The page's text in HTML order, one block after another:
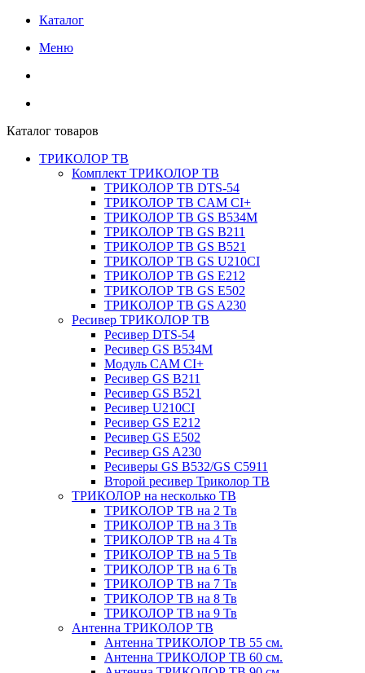
Каталог
Меню
Каталог товаров
ТРИКОЛОР ТВ
Комплект ТРИКОЛОР ТВ
ТРИКОЛОР ТВ DTS-54
ТРИКОЛОР ТВ CAM CI+
ТРИКОЛОР ТВ GS B534M
ТРИКОЛОР ТВ GS B211
ТРИКОЛОР ТВ GS B521
ТРИКОЛОР ТВ GS U210CI
ТРИКОЛОР ТВ GS E212
ТРИКОЛОР ТВ GS E502
ТРИКОЛОР ТВ GS A230
Ресивер ТРИКОЛОР ТВ
Ресивер DTS-54
Ресивер GS B534M
Модуль CAM CI+
Ресивер GS B211
Ресивер GS B521
Ресивер U210CI
Ресивер GS E212
Ресивер GS E502
Ресивер GS A230
Ресиверы GS B532/GS C5911
Второй ресивер Триколор ТВ
ТРИКОЛОР на несколько ТВ
ТРИКОЛОР ТВ на 2 Тв
ТРИКОЛОР ТВ на 3 Тв
ТРИКОЛОР ТВ на 4 Тв
ТРИКОЛОР ТВ на 5 Тв
ТРИКОЛОР ТВ на 6 Тв
ТРИКОЛОР ТВ на 7 Тв
ТРИКОЛОР ТВ на 8 Тв
ТРИКОЛОР ТВ на 9 Тв
Антенна ТРИКОЛОР ТВ
Антенна ТРИКОЛОР ТВ 55 см.
Антенна ТРИКОЛОР ТВ 60 см.